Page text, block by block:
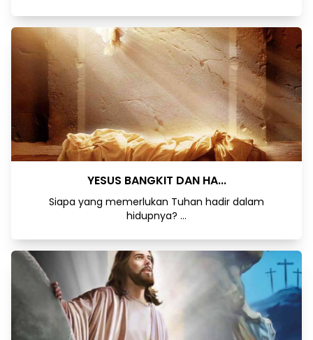
YESUS BANGKIT DAN HA...
Siapa yang memerlukan Tuhan hadir dalam
hidupnya? ...